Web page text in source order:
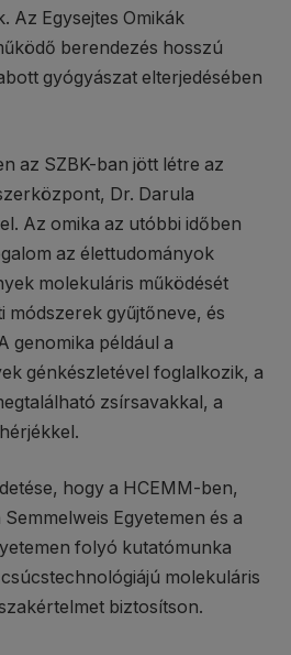
Az Egysejtes Omikák
berendezés hosszú
gyógyászat elterjedésében
az SZBK-ban jött létre az
Dr. Darula
Az omika az utóbbi időben
az élettudományok
molekuláris működését
módszerek gyűjtőneve, és
genomika például a
génkészletével foglalkozik, a
zsírsavakkal, a
hogy a HCEMM-ben,
Egyetemen és a
folyó kutatómunka
molekuláris
biztosítson.